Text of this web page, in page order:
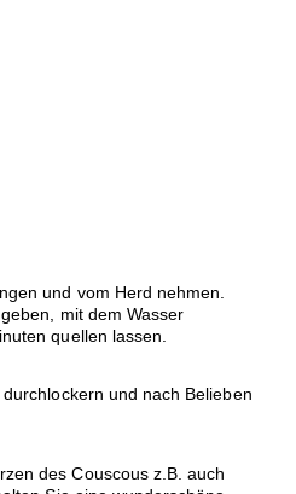
und vom Herd nehmen.
mit dem Wasser
quellen lassen.
und nach Belieben
des Couscous z.B. auch